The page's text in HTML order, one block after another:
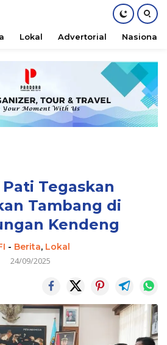
Lokal Advertorial Nasional
Tegaskan
Tambang di
Kendeng
- Berita, Lokal
24/09/2025